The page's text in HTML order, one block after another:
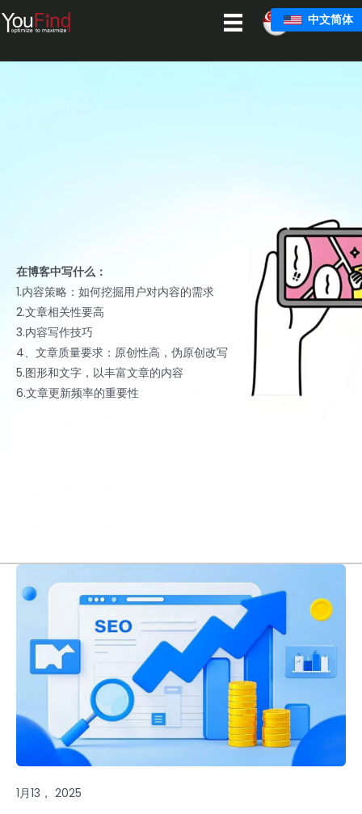
跳
至
中文简体
在博客中写什么：
1.内容策略：如何挖掘用户对内容的需求
2.文章相关性要高
3.内容写作技巧
4、文章质量要求：原创性高，伪原创改写
5.图形和文字，以丰富文章的内容
6.文章更新频率的重要性
1月13， 2025